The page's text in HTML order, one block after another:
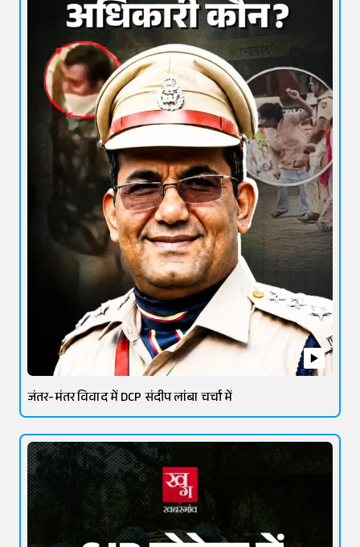
जंतर-मंतर विवाद में DCP संदीप लांबा चर्चा में